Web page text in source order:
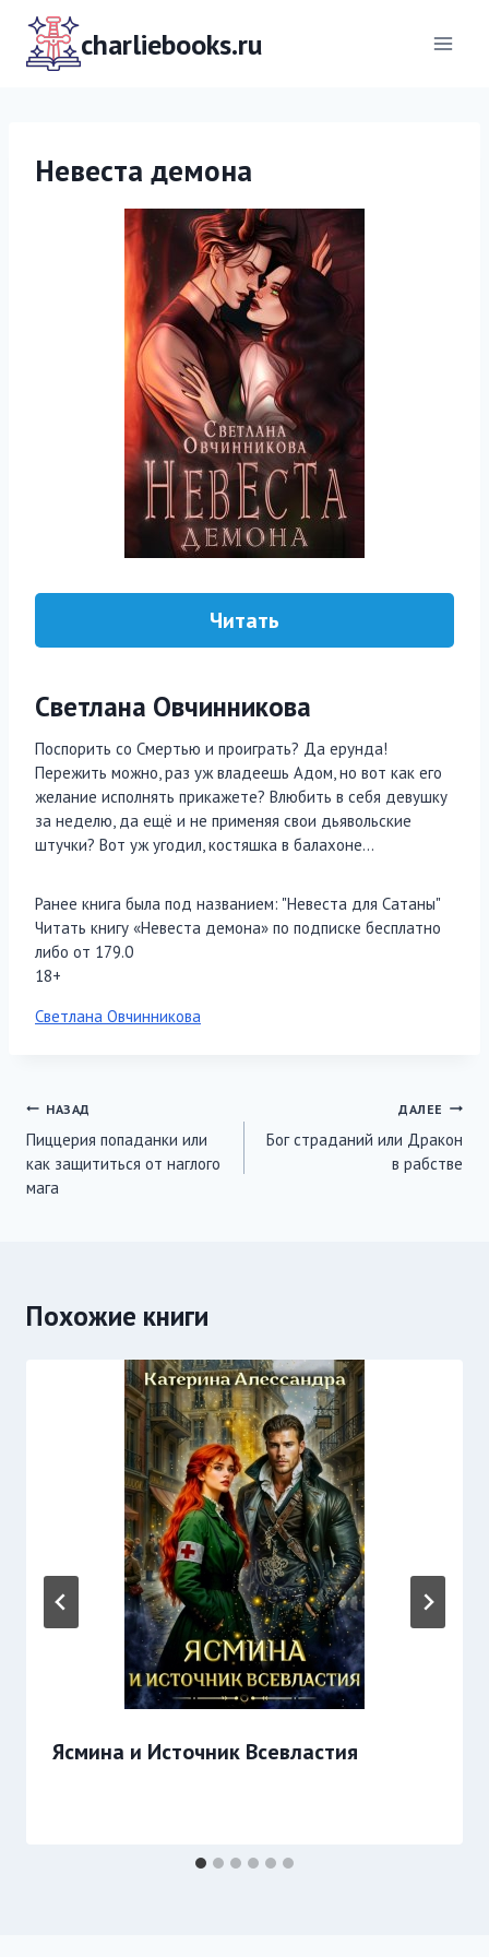
Перейти
содержимомуcharliebooks.ru
Невеста демона
Читать
Светлана Овчинникова
Поспорить со Смертью и проиграть? Да ерунда!
Пережить можно, раз уж владеешь Адом, но вот как его
желание исполнять прикажете? Влюбить в себя девушку
за неделю, да ещё и не применяя свои дьявольские
штучки? Вот уж угодил, костяшка в балахоне…
Ранее книга была под названием: "Невеста для Сатаны"
Читать книгу «Невеста демона» по подписке бесплатно
либо от 179.0
18+
Метки
Светлана Овчинникова
Навигация
по
записям
НАЗАД
Пиццерия попаданки или
как защититься от наглого
мага
ДАЛЕЕ
Бог страданий или Дракон
в рабстве
Похожие книги
Ясмина и Источник Всевластия